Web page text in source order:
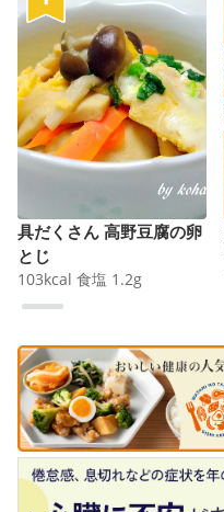
具だくさん 高野豆腐の卵
とじ
103kcal 食塩 1.2g